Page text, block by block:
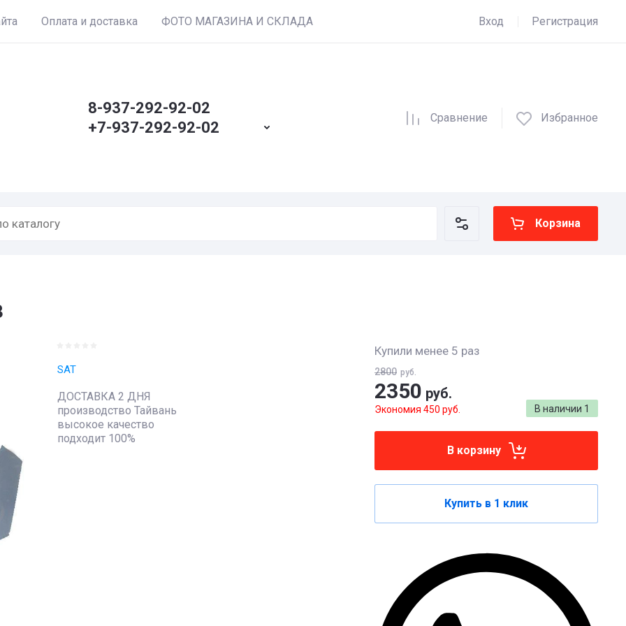
Оплата и доставка ФОТО МАГАЗИНА И СКЛАДА Вход Регистрация
8-937-292-92-02
+7-937-292-92-02
Сравнение Избранное
Корзина
SAT
ДОСТАВКА 2 ДНЯ
производство Тайвань
высокое качество
подходит 100%
Купили менее 5 раз
В наличии 1
2800 руб.
2350 руб.
Экономия 450 руб.
В корзину
Купить в 1 клик